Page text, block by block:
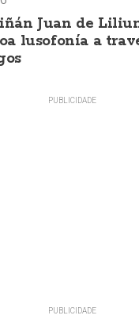
Juan de
lusofonía a